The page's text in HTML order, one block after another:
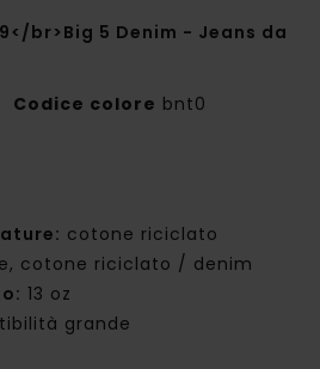
br>Big 5 Denim - Jeans da
Codice colore bnt0
cotone riciclato
cotone riciclato / denim
13 oz
grande